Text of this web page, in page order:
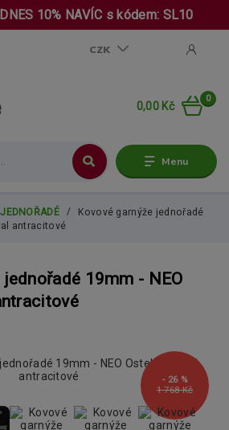
10% NAVÍC s kódem: SL10
Menu
CZK
0
0,00 Kč
Kovové garnýže jednořadé
antracitové
jednořadé 19mm - NEO
1 768 Kč
- 26 %